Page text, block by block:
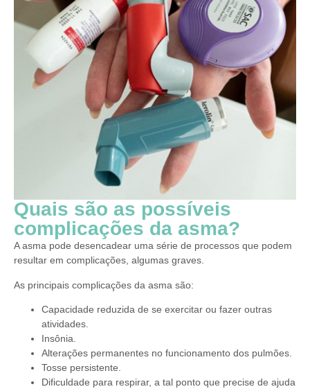
Quais são as possíveis
complicações da asma?
A asma pode desencadear uma série de processos que podem
resultar em complicações, algumas graves.
As principais complicações da asma são:
Capacidade reduzida de se exercitar ou fazer outras
atividades.
Insônia.
Alterações permanentes no funcionamento dos pulmões.
Tosse persistente.
Dificuldade para respirar, a tal ponto que precise de ajuda